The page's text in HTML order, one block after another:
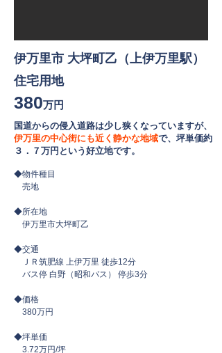
伊万里市 大坪町乙（上伊万里駅）
住宅用地
380万円
国道からの侵入道路は少し狭くなっていますが、
伊万里の中心街にも近く静かな地域で、坪単価約
３．７万円という好立地です。
◆物件種目
売地
◆所在地
伊万里市大坪町乙
◆交通
ＪＲ筑肥線 上伊万里 徒歩12分
バス停 白野（昭和バス） 停歩3分
◆価格
380万円
◆坪単価
3.72万円/坪